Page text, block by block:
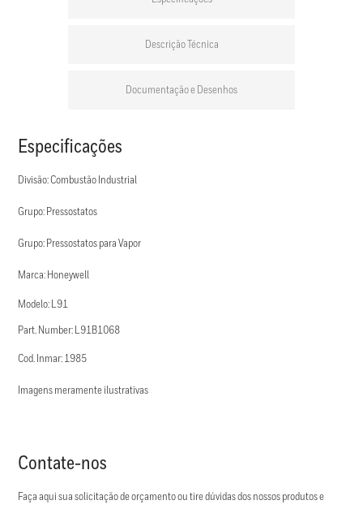
Descrição Técnica
Documentação e Desenhos
Especificações
Divisão: Combustão Industrial
Grupo: Pressostatos
Grupo: Pressostatos para Vapor
Marca: Honeywell
Modelo: L91
Part. Number: L91B1068
Cod. Inmar: 1985
Imagens meramente ilustrativas
Contate-nos
Faça aqui sua solicitação de orçamento ou tire dúvidas dos nossos produtos e